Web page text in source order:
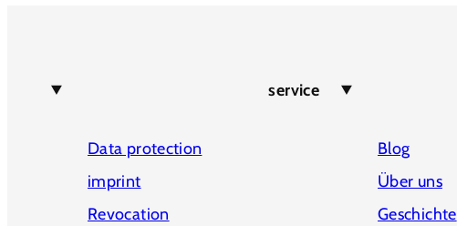
service
Data protection
imprint
Revocation
Blog
Über uns
Geschichte